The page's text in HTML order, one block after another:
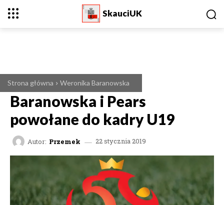
SkauciUK
Strona główna Weronika Baranowska
Baranowska i Pears
powołane do kadry U19
Autor: Przemek 22 stycznia 2019